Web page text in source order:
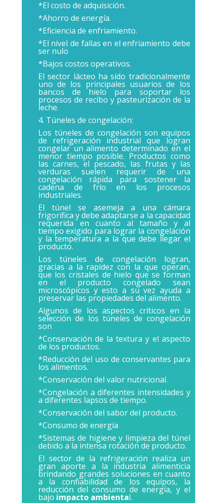
*El costo de adquisición.
*Ahorro de energía.
*Eficiencia de enfriamiento.
*El nivel de fallas en el enfriamiento debe
ser nulo
*Bajos costos operativos.
El sector lácteo ha sido tradicionalmente
uno de los principales usuarios de los
bancos de hielo para soportar los
procesos de recibo y pasteurización de la
leche.
4. Túneles de congelación:
Los túneles de congelación son equipos
de refrigeración industrial que logran
congelar un alimento determinado en el
menor tiempo posible. Productos como
las carnes, el pescado, las frutas y las
verduras suelen requerir de una
congelación rápida para sostener la
cadena de frío en los procesos
industriales.
El túnel se asemeja a una cámara
frigorífica y debe adaptarse a la capacidad
requerida en cuanto al tamaño y al
tiempo exigido para lograr la congelación
y la temperatura a la que debe llegar el
producto.
Los túneles de congelación logran,
gracias a la rapidez con la que operan,
que los cristales de hielo que se forman
en el producto congelado sean
microscópicos y esto a su vez ayuda a
preservar las propiedades del alimento.
Algunos de los aspectos críticos en la
selección de los túneles de congelación
son
*Conservación de la textura y el aspecto
de los productos.
*Reducción del uso de conservantes para
los alimentos.
*Conservación del valor nutricional.
*Congelación a diferentes intensidades y
a diferentes lapsos de tiempo.
*Conservación del sabor del producto.
*Consumo de energía
*Sistemas de higiene y limpieza del túnel
debido a la intensa rotación de producto.
El sector de la refrigeración realiza un
gran aporte a la industria alimenticia
brindando grandes soluciones en cuanto
a la confiabilidad de los equipos, la
reducción del consumo de energía, y el
bajo impacto ambiental.